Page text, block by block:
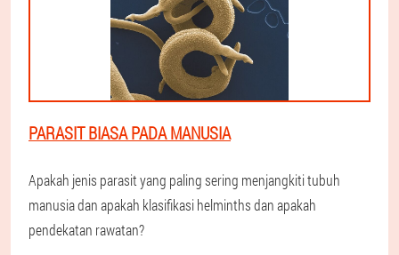
PARASIT BIASA PADA MANUSIA
Apakah jenis parasit yang paling sering menjangkiti tubuh
manusia dan apakah klasifikasi helminths dan apakah
pendekatan rawatan?